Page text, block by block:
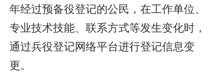
年经过预备役登记的公民，在工作单位、
专业技术技能、联系方式等发生变化时，
通过兵役登记网络平台进行登记信息变
更。